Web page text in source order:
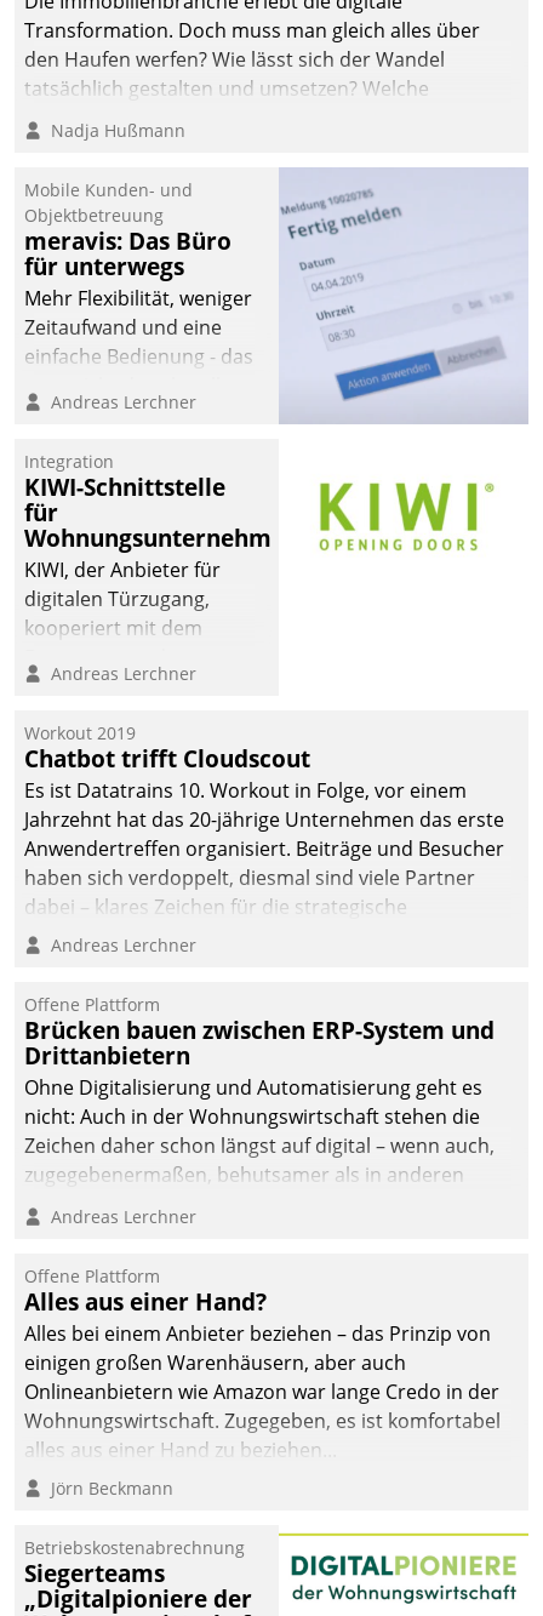
automatisiert, vollständig
und auf Wunsch über
mehrere zuvor
Kommunikationswege bei
Transformation. Doch muss man gleich alles über
den Haufen werfen? Wie lässt sich der Wandel
tatsächlich gestalten und umsetzen? Welche
Argumente zählen wirklich?
Nadja Hußmann
Mobile Kunden- und
Objektbetreuung
meravis: Das Büro
für unterwegs
Mehr Flexibilität, weniger
Zeitaufwand und eine
einfache Bedienung - das
Cockpit für mobile
Datatrain. Die meravis
Wohnungsbau- und
Immobilien GmbH hat
sich dabei für den Betrieb
der Lösung über die SAP
Cloud Platform
Unternehmen am
Andreas Lerchner
Integration
KIWI-Schnittstelle
für
Wohnungsunternehmen
KIWI, der Anbieter für
digitalen Türzugang,
kooperiert mit dem
Softwareentwicklungshaus
Andreas Lerchner
Workout 2019
Chatbot trifft Cloudscout
Es ist Datatrains 10. Workout in Folge, vor einem
Jahrzehnt hat das 20-jährige Unternehmen das erste
Anwendertreffen organisiert. Beiträge und Besucher
haben sich verdoppelt, diesmal sind viele Partner
dabei – klares Zeichen für die strategische
Fokussierung auf den Kunden.
Andreas Lerchner
Offene Plattform
Brücken bauen zwischen ERP-System und
Drittanbietern
Ohne Digitalisierung und Automatisierung geht es
nicht: Auch in der Wohnungswirtschaft stehen die
Zeichen daher schon längst auf digital – wenn auch,
zugegebenermaßen, behutsamer als in anderen
Branchen.
Andreas Lerchner
Offene Plattform
Alles aus einer Hand?
Alles bei einem Anbieter beziehen – das Prinzip von
einigen großen Warenhäusern, aber auch
Onlineanbietern wie Amazon war lange Credo in der
Wohnungswirtschaft. Zugegeben, es ist komfortabel
alles aus einer Hand zu beziehen...
Jörn Beckmann
Betriebskostenabrechnung
Siegerteams
„Digitalpioniere der